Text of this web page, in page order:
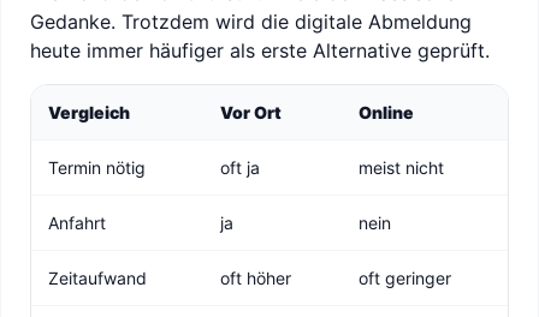
Gedanke. Trotzdem wird die digitale Abmeldung
heute immer häufiger als erste Alternative geprüft.
Vergleich Vor Ort Online
Termin nötig oft ja meist nicht
Anfahrt ja nein
Zeitaufwand oft höher oft geringer